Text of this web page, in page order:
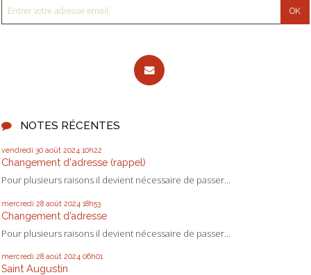
NOTES RÉCENTES
vendredi 30 août 2024 10h22
Changement d'adresse (rappel)
Pour plusieurs raisons il devient nécessaire de passer...
mercredi 28 août 2024 18h53
Changement d’adresse
Pour plusieurs raisons il devient nécessaire de passer...
mercredi 28 août 2024 06h01
Saint Augustin